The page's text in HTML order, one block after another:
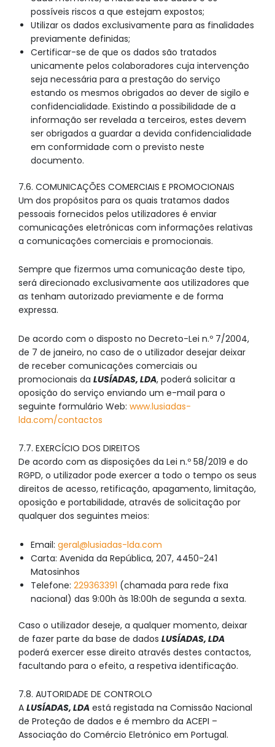
possíveis riscos a que estejam expostos;
Utilizar os dados exclusivamente para as finalidades
previamente definidas;
Certificar-se de que os dados são tratados
unicamente pelos colaboradores cuja intervenção
seja necessária para a prestação do serviço
estando os mesmos obrigados ao dever de sigilo e
confidencialidade. Existindo a possibilidade de a
informação ser revelada a terceiros, estes devem
ser obrigados a guardar a devida confidencialidade
em conformidade com o previsto neste
documento.
7.6. COMUNICAÇÕES COMERCIAIS E PROMOCIONAIS
Um dos propósitos para os quais tratamos dados
pessoais fornecidos pelos utilizadores é enviar
comunicações eletrónicas com informações relativas
a comunicações comerciais e promocionais.
Sempre que fizermos uma comunicação deste tipo,
será direcionado exclusivamente aos utilizadores que
as tenham autorizado previamente e de forma
expressa.
De acordo com o disposto no Decreto-Lei n.º 7/2004,
de 7 de janeiro, no caso de o utilizador desejar deixar
de receber comunicações comerciais ou
promocionais da LUSÍADAS, LDA, poderá solicitar a
oposição do serviço enviando um e-mail para o
seguinte formulário Web: www.lusiadas-
lda.com/contactos
7.7. EXERCÍCIO DOS DIREITOS
De acordo com as disposições da Lei n.º 58/2019 e do
RGPD, o utilizador pode exercer a todo o tempo os seus
direitos de acesso, retificação, apagamento, limitação,
oposição e portabilidade, através de solicitação por
qualquer dos seguintes meios:
Email: geral@lusiadas-lda.com
Carta: Avenida da República, 207, 4450-241
Matosinhos
Telefone: 229363391 (chamada para rede fixa
nacional) das 9:00h às 18:00h de segunda a sexta.
Caso o utilizador deseje, a qualquer momento, deixar
de fazer parte da base de dados LUSÍADAS, LDA
poderá exercer esse direito através destes contactos,
facultando para o efeito, a respetiva identificação.
7.8. AUTORIDADE DE CONTROLO
A LUSÍADAS, LDA está registada na Comissão Nacional
de Proteção de dados e é membro da ACEPI –
Associação do Comércio Eletrónico em Portugal.